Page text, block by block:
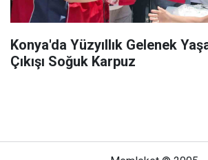
Konya'da Yüzyıllık Gelenek
Çıkışı Soğuk Karpuz